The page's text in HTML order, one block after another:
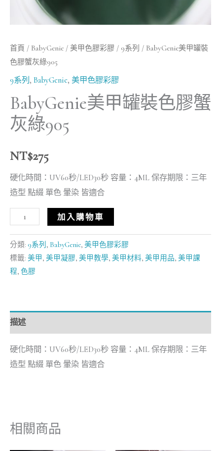
首頁 / BabyGenie / 美甲色膠彩膠 / 9系列 / BabyGenie美甲罐裝
色膠蟹灰綠905
9系列, BabyGenie, 美甲色膠彩膠
BabyGenie美甲罐裝色膠蟹
灰綠905
NT$275
硬化時間：UV60秒/LED30秒 容量：4ML 保存期限：三年
造型 點綴 單色 暈染 皆適合
加入購物車
分類: 9系列 , BabyGenie, 美甲色膠彩膠
標籤: 美甲, 美甲凝膠, 美甲教學, 美甲材料, 美甲用品, 美甲課
程, 色膠
描述
硬化時間：UV60秒/LED30秒 容量：4ML 保存期限：三年
造型 點綴 單色 暈染 皆適合
相關商品